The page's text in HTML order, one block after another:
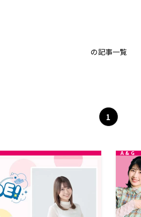
の記事一覧
1